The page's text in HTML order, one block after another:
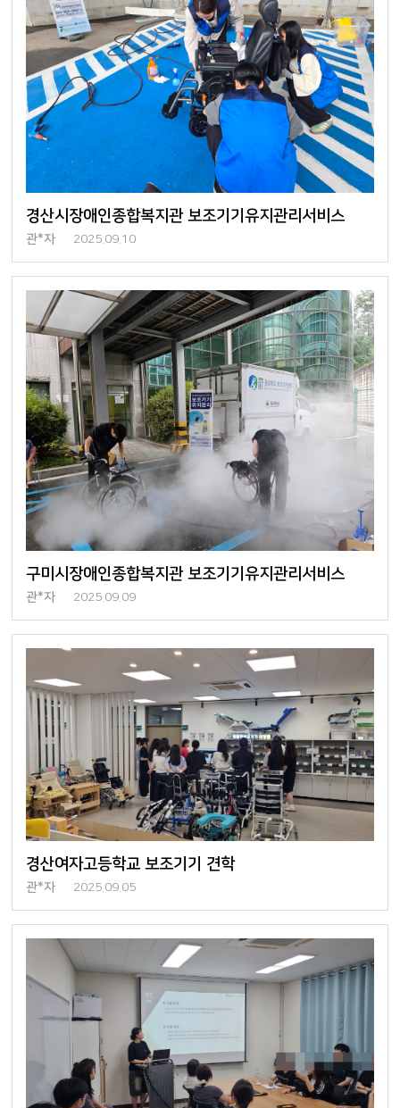
경산시장애인종합복지관 보조기기유지관리서비스
관*자 2025.09.10
구미시장애인종합복지관 보조기기유지관리서비스
관*자 2025.09.09
경산여자고등학교 보조기기 견학
관*자 2025.09.05